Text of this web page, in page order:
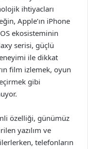
ihtiyacları
Apple’ın iPhone
ekosisteminin
serisi, güçlü
ile dikkat
film izlemek, oyun
gibi
özelliği, günümüz
yazılım ve
telefonların